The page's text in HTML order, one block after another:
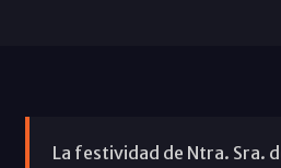
La festividad de Ntra. Sra.